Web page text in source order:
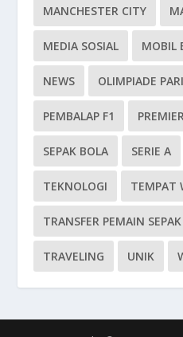
MANCHESTER CITY
MEDIA SOSIAL MOBIL
NEWS OLIMPIADE
PEMBALAP F1
SEPAK BOLA SERIE A
TEKNOLOGI TEMPAT
TRANSFER PEMAIN
TRAVELING UNIK